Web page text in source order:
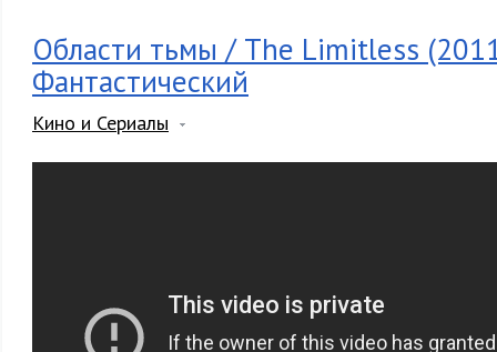
Области тьмы / The Limitless
Фантастический
Кино и Сериалы